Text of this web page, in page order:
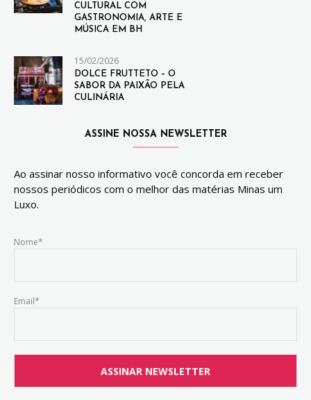
CULTURAL COM
GASTRONOMIA, ARTE E
MÚSICA EM BH
15/02/2026
DOLCE FRUTTETO – O
SABOR DA PAIXÃO PELA
CULINÁRIA
ASSINE NOSSA NEWSLETTER
Ao assinar nosso informativo você concorda em receber
nossos periódicos com o melhor das matérias Minas um
Luxo.
Nome*
Email*